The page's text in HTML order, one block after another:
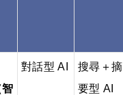
對話型 AI
搜尋＋摘
要型 AI